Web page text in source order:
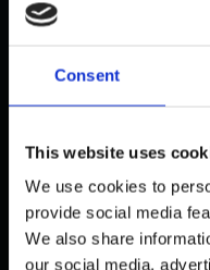
Consent
This website uses
We use cookies to
provide social media
We also share
our social media,
REALTID — EN
oktober 31, 2025